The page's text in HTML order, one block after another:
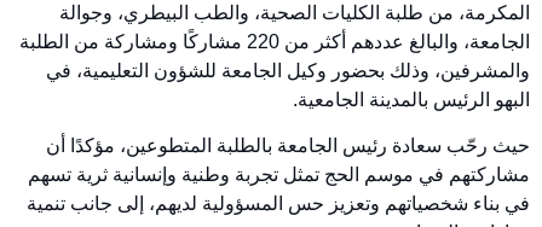
المكرمة، من طلبة الكليات الصحية، والطب البيطري، وجوالة
الجامعة، والبالغ عددهم أكثر من 220 مشاركًا ومشاركة من الطلبة
والمشرفين، وذلك بحضور وكيل الجامعة للشؤون التعليمية، في
البهو الرئيس بالمدينة الجامعية.
حيث رحّب سعادة رئيس الجامعة بالطلبة المتطوعين، مؤكدًا أن
مشاركتهم في موسم الحج تمثل تجربة وطنية وإنسانية ثرية تسهم
في بناء شخصياتهم وتعزيز حس المسؤولية لديهم، إلى جانب تنمية